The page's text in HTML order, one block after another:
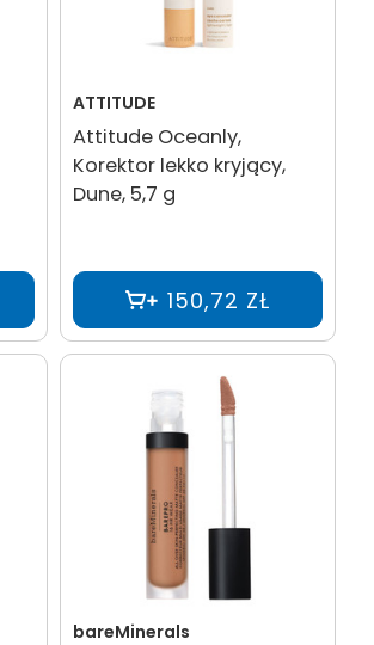
ATTITUDE
Attitude Oceanly,
Korektor lekko kryjący,
Dune, 5,7 g
150,72 ZŁ
bareMinerals